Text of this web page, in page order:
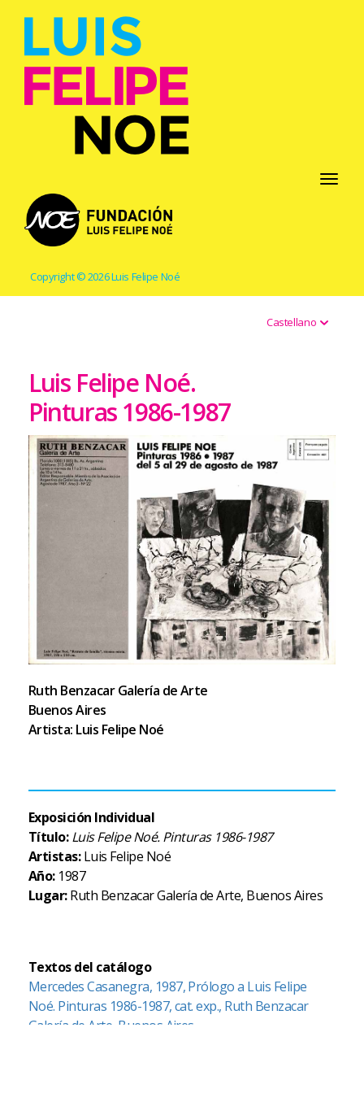
Toggle
Copyright © 2026 Luis Felipe Noé
Castellano
Luis Felipe Noé.
Pinturas 1986-1987
Ruth Benzacar Galería de Arte
Buenos Aires
Artista: Luis Felipe Noé
Exposición Individual
Título:Luis Felipe Noé. Pinturas 1986-1987
Artistas:Luis Felipe Noé
Año: 1987
Lugar:Ruth Benzacar Galería de Arte, Buenos Aires
Textos del catálogo
Mercedes Casanegra, 1987, Prólogo a Luis Felipe
Noé. Pinturas 1986-1987, cat. exp., Ruth Benzacar
Galería de Arte, Buenos Aires.